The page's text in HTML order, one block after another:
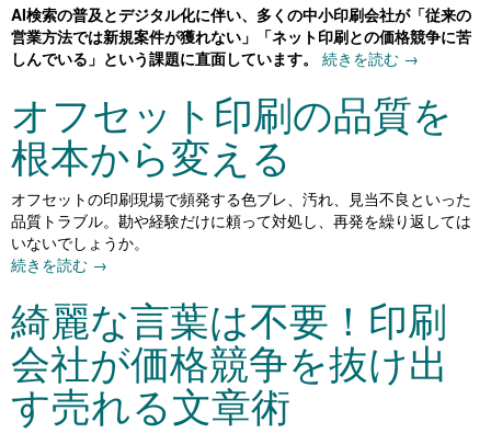
AI検索の普及とデジタル化に伴い、多くの中小印刷会社が「従来の
営業方法では新規案件が獲れない」「ネット印刷との価格競争に苦
しんでいる」という課題に直面しています。
続きを読む →
オフセット印刷の品質を
根本から変える
オフセットの印刷現場で頻発する色ブレ、汚れ、見当不良といった
品質トラブル。勘や経験だけに頼って対処し、再発を繰り返しては
いないでしょうか。
続きを読む →
綺麗な言葉は不要！印刷
会社が価格競争を抜け出
す売れる文章術